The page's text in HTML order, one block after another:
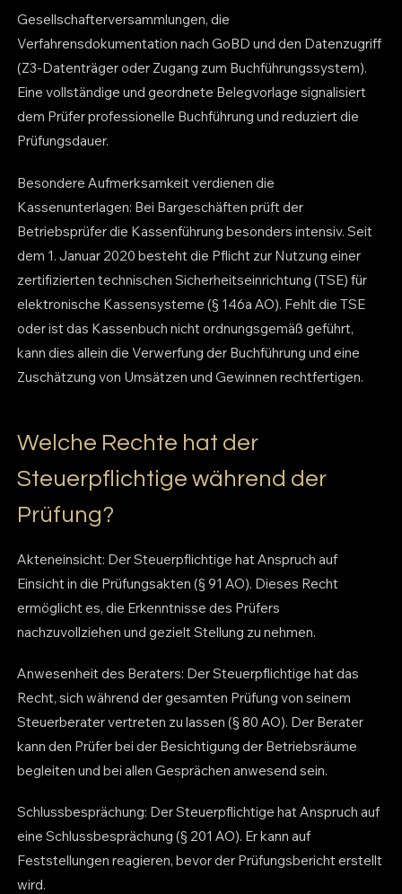
Gesellschafterversammlungen, die
Verfahrensdokumentation nach GoBD und den Datenzugriff
(Z3-Datenträger oder Zugang zum Buchführungssystem).
Eine vollständige und geordnete Belegvorlage signalisiert
dem Prüfer professionelle Buchführung und reduziert die
Prüfungsdauer.
Besondere Aufmerksamkeit verdienen die
Kassenunterlagen: Bei Bargeschäften prüft der
Betriebsprüfer die Kassenführung besonders intensiv. Seit
dem 1. Januar 2020 besteht die Pflicht zur Nutzung einer
zertifizierten technischen Sicherheitseinrichtung (TSE) für
elektronische Kassensysteme (§ 146a AO). Fehlt die TSE
oder ist das Kassenbuch nicht ordnungsgemäß geführt,
kann dies allein die Verwerfung der Buchführung und eine
Zuschätzung von Umsätzen und Gewinnen rechtfertigen.
Welche Rechte hat der
Steuerpflichtige während der
Prüfung?
Akteneinsicht: Der Steuerpflichtige hat Anspruch auf
Einsicht in die Prüfungsakten (§ 91 AO). Dieses Recht
ermöglicht es, die Erkenntnisse des Prüfers
nachzuvollziehen und gezielt Stellung zu nehmen.
Anwesenheit des Beraters: Der Steuerpflichtige hat das
Recht, sich während der gesamten Prüfung von seinem
Steuerberater vertreten zu lassen (§ 80 AO). Der Berater
kann den Prüfer bei der Besichtigung der Betriebsräume
begleiten und bei allen Gesprächen anwesend sein.
Schlussbesprächung: Der Steuerpflichtige hat Anspruch auf
eine Schlussbesprächung (§ 201 AO). Er kann auf
Feststellungen reagieren, bevor der Prüfungsbericht erstellt
wird.